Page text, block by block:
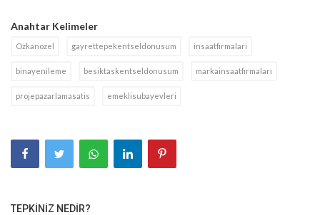
Anahtar Kelimeler
Ozkanozel gayrettepekentseldonusum insaatfirmalari
binayenileme besiktaskentseldonusum markainsaatfirmaları
projepazarlamasatis emeklisubayevleri
TEPKINIZ NEDIR?